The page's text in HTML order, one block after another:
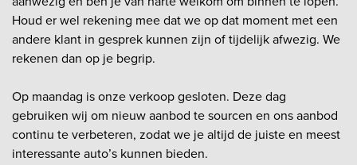
Houd er wel rekening mee dat we op dat moment met een
andere klant in gesprek kunnen zijn of tijdelijk afwezig. We
rekenen dan op je begrip.
Op maandag is onze verkoop gesloten. Deze dag
gebruiken wij om nieuw aanbod te sourcen en ons aanbod
continu te verbeteren, zodat we je altijd de juiste en meest
interessante auto’s kunnen bieden.